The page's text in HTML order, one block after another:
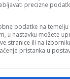
precizne
podatke na temelju
u nastavku možete
stranice ili na
pristanka u